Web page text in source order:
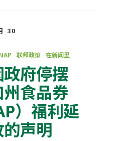
30
联邦政策 在新闻里
政府停摆
食品券
）福利延
声明